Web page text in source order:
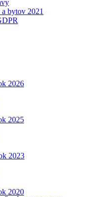
bytov 2021
2026
2025
2023
2020